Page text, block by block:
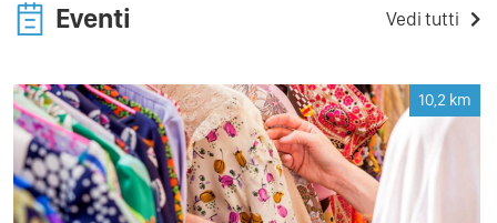
Eventi Vedi tutti
10,2 km